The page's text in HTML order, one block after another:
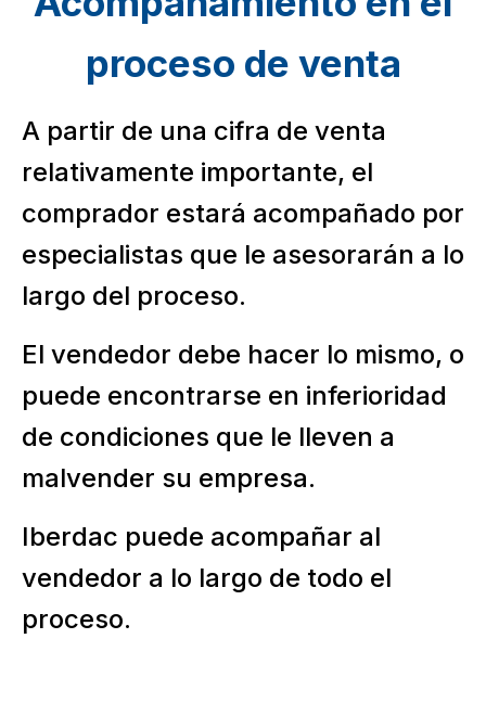
proceso de venta
A partir de una cifra de venta
relativamente importante, el
comprador estará acompañado por
especialistas que le asesorarán a lo
largo del proceso.
El vendedor debe hacer lo mismo, o
puede encontrarse en inferioridad
de condiciones que le lleven a
malvender su empresa.
Iberdac puede acompañar al
vendedor a lo largo de todo el
proceso.